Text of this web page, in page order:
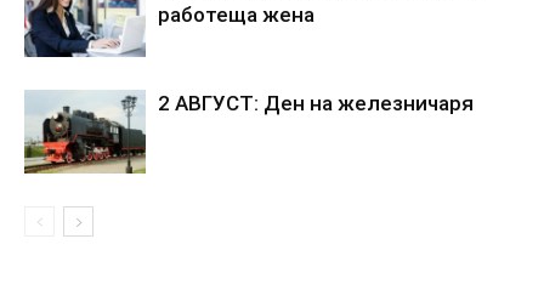
работеща жена
2 АВГУСТ: Ден на железничаря